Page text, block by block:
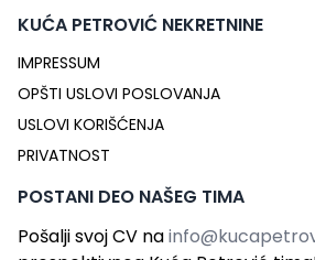
KUĆA PETROVIĆ NEKRETNINE
IMPRESSUM
OPŠTI USLOVI POSLOVANJA
USLOVI KORIŠĆENJA
PRIVATNOST
POSTANI DEO NAŠEG TIMA
Pošalji svoj CV na